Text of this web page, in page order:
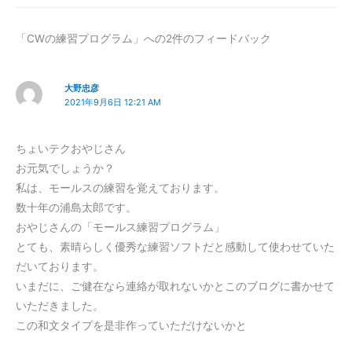
「CWの練習プログラム」への2件のフィードバック
大野忠彦
2021年9月6日 12:21 AM
ちょいテクおやじさん
お元気でしょうか？
私は、モールスの練習を覚えております。
数十年の浦島太郎です。
おやじさんの「モールス練習プログラム」
とても、素晴らしく優秀な練習ソフトだと感動して使わせていた
だいております。
いまだに、ご健在なら連絡が取れないかとこのブログに書かせて
いただきました。
この和文タイプを是非作っていただけないかと